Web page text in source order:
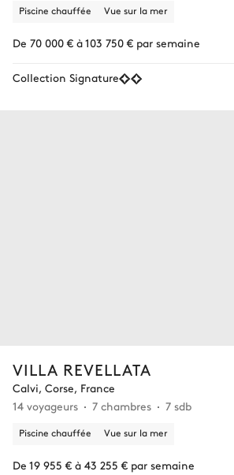
Piscine chauffée Vue sur la mer
De 70 000 € à 103 750 € par semaine
Collection Signature
VILLA REVELLATA
Calvi, Corse, France
14 voyageurs
7 chambres 7 sdb
Piscine chauffée Vue sur la mer
De 19 955 € à 43 255 € par semaine